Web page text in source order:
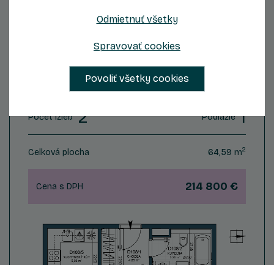
Byt D108
Počet izieb 2 Podlažie 1
Celková plocha 64,59 m2
Cena s DPH 214 800 €
Odmietnuť všetky
Spravovať cookies
Povoliť všetky cookies